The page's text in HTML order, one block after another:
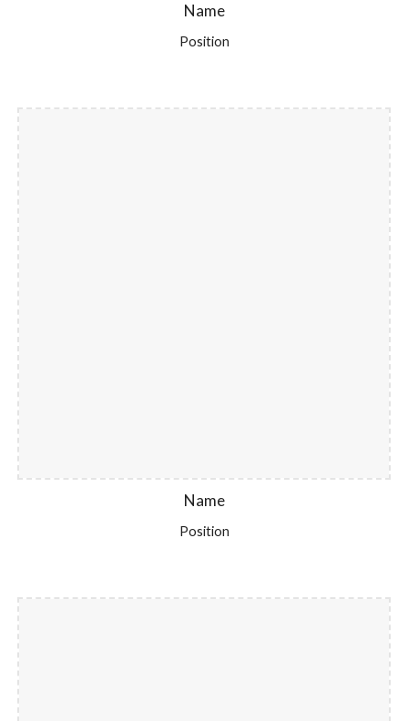
Name
Position
Name
Position